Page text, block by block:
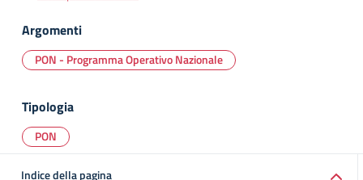
Argomenti
PON - Programma Operativo Nazionale
Tipologia
PON
Indice della pagina